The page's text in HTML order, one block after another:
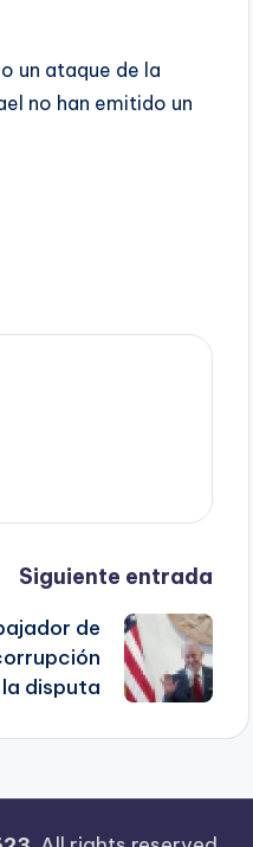
un ataque de la
no han emitido un
Siguiente entrada
de
disputa